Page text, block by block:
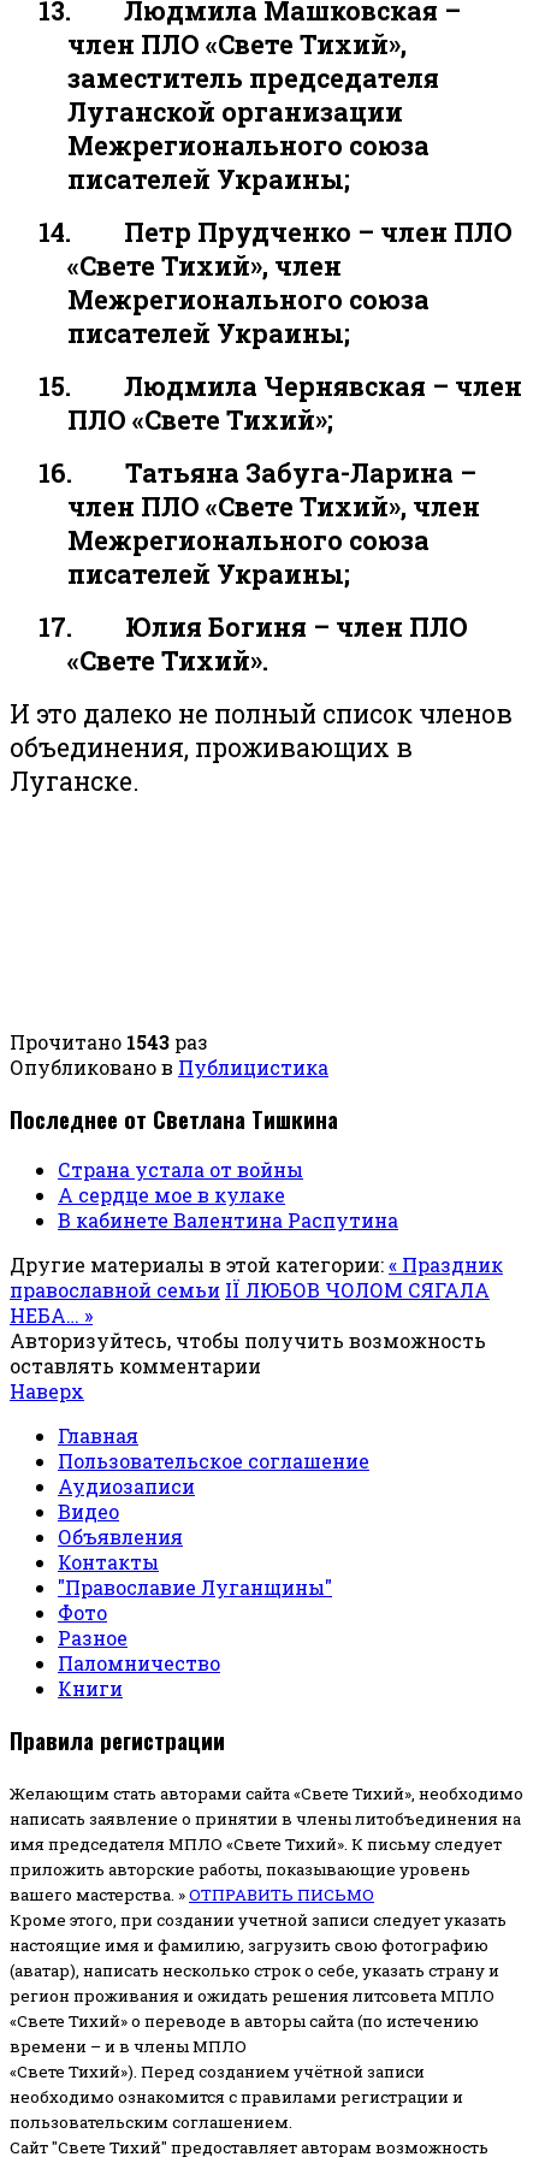
13.
Людмила Машковская –
член ПЛО «Свете Тихий»,
заместитель председателя
Луганской организации
Межрегионального союза
писателей Украины;
14.
Петр Прудченко – член ПЛО
«Свете Тихий», член
Межрегионального союза
писателей Украины;
15.
Людмила Чернявская – член
ПЛО «Свете Тихий»;
16.
Татьяна Забуга-Ларина –
член ПЛО «Свете Тихий», член
Межрегионального союза
писателей Украины;
17.
Юлия Богиня – член ПЛО
«Свете Тихий».
И это далеко не полный список членов
объединения, проживающих в
Луганске.
Прочитано 1543 раз
Опубликовано в Публицистика
Последнее от Светлана Тишкина
Страна устала от войны
А сердце мое в кулаке
В кабинете Валентина Распутина
Другие материалы в этой категории:« Праздник
православной семьи ІЇ ЛЮБОВ ЧОЛОМ СЯГАЛА
НЕБА… »
Авторизуйтесь, чтобы получить возможность
оставлять комментарии
Наверх
Главная
Пользовательское соглашение
Аудиозаписи
Видео
Объявления
Контакты
"Православие Луганщины"
Фото
Разное
Паломничество
Книги
Правила регистрации
Желающим стать авторами сайта «Свете Тихий», необходимо
написать заявление о принятии в члены литобъединения на
имя председателя МПЛО «Свете Тихий». К письму следует
приложить авторские работы, показывающие уровень
вашего мастерства. »ОТПРАВИТЬ ПИСЬМО
Кроме этого, при создании учетной записи следует указать
настоящие имя и фамилию, загрузить свою фотографию
(аватар), написать несколько строк о себе, указать страну и
регион проживания и ожидать решения литсовета МПЛО
«Свете Тихий» о переводе в авторы сайта (по истечению
времени – и в члены МПЛО
«Свете Тихий»). Перед созданием учётной записи
необходимо ознакомится с правилами регистрации и
пользовательским соглашением.
Сайт "Свете Тихий" предоставляет авторам возможность